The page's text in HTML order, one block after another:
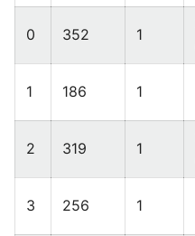
0 352 1
1 186 1
2 319 1
3 256 1